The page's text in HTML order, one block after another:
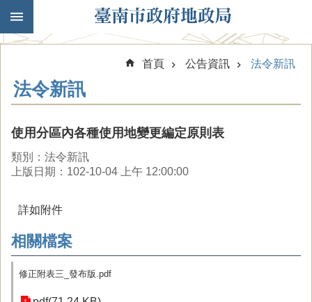
跳到主要內容區塊
首頁 公告資訊 法令新訊
法令新訊
使用分區內各種使用地變更編定原則表
類別：法令新訊
上版日期：102-10-04 上午 12:00:00
詳如附件
相關檔案
修正附表三_發布版.pdf